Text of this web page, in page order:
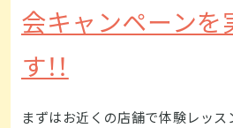
会キャンペーンを
す！！
まずはお近くの店舗で体験レッス